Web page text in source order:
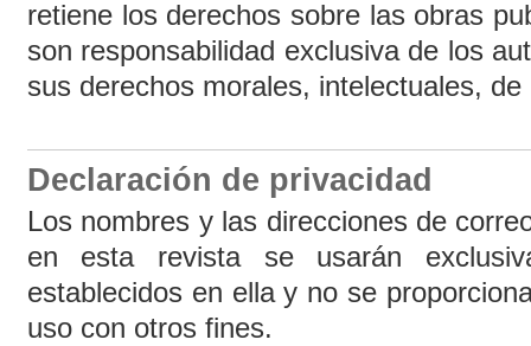
retiene los derechos sobre las obras
son responsabilidad exclusiva de los
sus derechos morales, intelectuales,
Declaración de privacidad
Los nombres y las direcciones de
en esta revista se usarán
establecidos en ella y no se
uso con otros fines.